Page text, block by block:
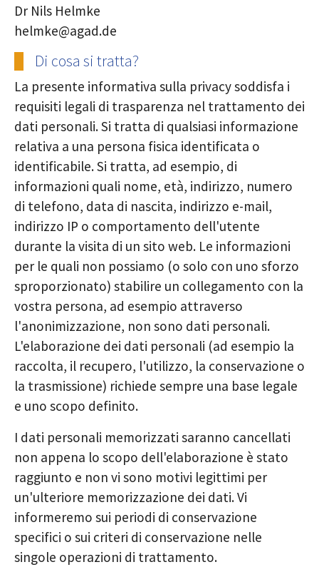
Dr Nils Helmke
helmke@agad.de
Di cosa si tratta?
La presente informativa sulla privacy soddisfa i
requisiti legali di trasparenza nel trattamento dei
dati personali. Si tratta di qualsiasi informazione
relativa a una persona fisica identificata o
identificabile. Si tratta, ad esempio, di
informazioni quali nome, età, indirizzo, numero
di telefono, data di nascita, indirizzo e-mail,
indirizzo IP o comportamento dell'utente
durante la visita di un sito web. Le informazioni
per le quali non possiamo (o solo con uno sforzo
sproporzionato) stabilire un collegamento con la
vostra persona, ad esempio attraverso
l'anonimizzazione, non sono dati personali.
L'elaborazione dei dati personali (ad esempio la
raccolta, il recupero, l'utilizzo, la conservazione o
la trasmissione) richiede sempre una base legale
e uno scopo definito.
I dati personali memorizzati saranno cancellati
non appena lo scopo dell'elaborazione è stato
raggiunto e non vi sono motivi legittimi per
un'ulteriore memorizzazione dei dati. Vi
informeremo sui periodi di conservazione
specifici o sui criteri di conservazione nelle
singole operazioni di trattamento.